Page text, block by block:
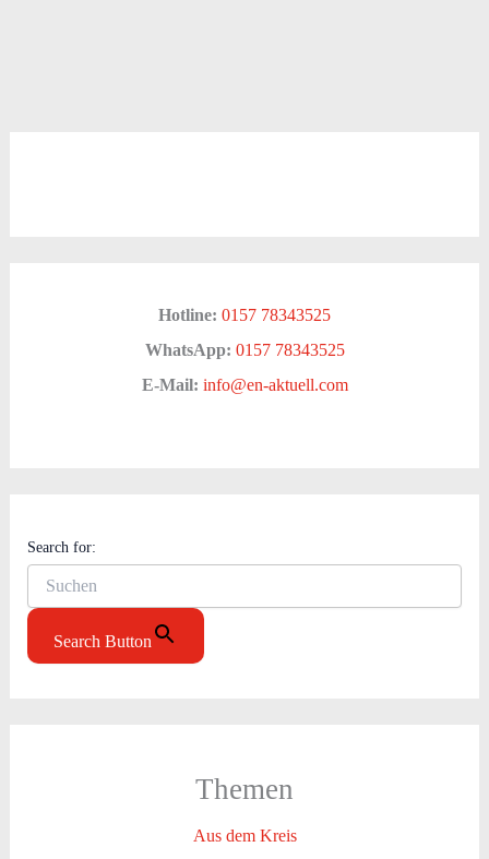
Hotline: 0157 78343525
WhatsApp: 0157 78343525
E-Mail: info@en-aktuell.com
Search for:
Search Button
Themen
Aus dem Kreis